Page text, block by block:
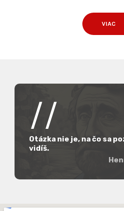
VIAC
//
Otázka nie je, na čo sa
vidíš.